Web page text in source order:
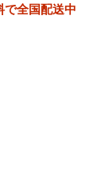
で全国配送中